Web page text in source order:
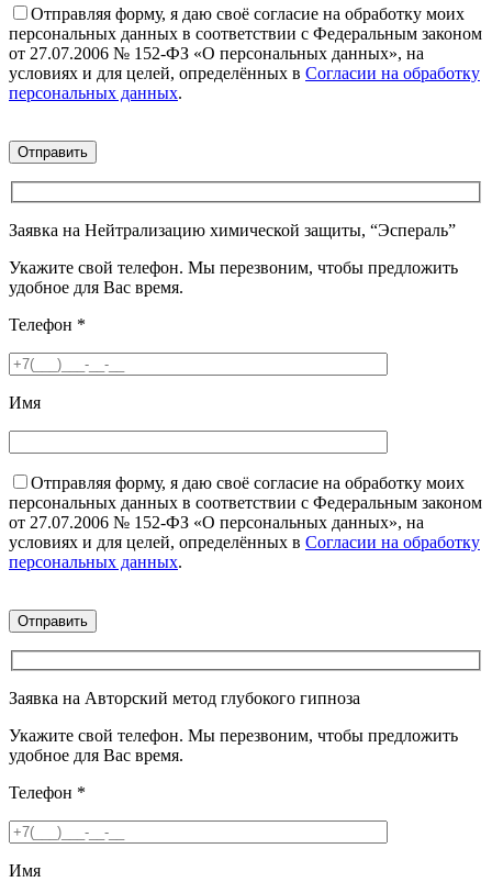
Отправляя форму, я даю своё согласие на обработку моих
персональных данных в соответствии с Федеральным законом
от 27.07.2006 № 152-ФЗ «О персональных данных», на
условиях и для целей, определённых в Согласии на обработку
персональных данных.
Заявка на Нейтрализацию химической защиты, “Эспераль”
Укажите свой телефон. Мы перезвоним, чтобы предложить
удобное для Вас время.
Телефон *
Имя
Отправляя форму, я даю своё согласие на обработку моих
персональных данных в соответствии с Федеральным законом
от 27.07.2006 № 152-ФЗ «О персональных данных», на
условиях и для целей, определённых в Согласии на обработку
персональных данных.
Заявка на Авторский метод глубокого гипноза
Укажите свой телефон. Мы перезвоним, чтобы предложить
удобное для Вас время.
Телефон *
Имя